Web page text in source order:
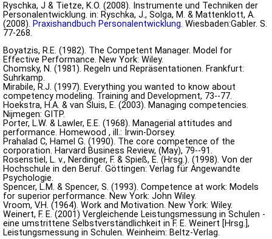
Ryschka, J & Tietze, K.O. (2008). Instrumente und Techniken der
Personalentwicklung. in: Ryschka, J., Solga, M. & Mattenklott, A.
(2008). Praxishandbuch Personalentwicklung. Wiesbaden:Gabler. S.
77-268.
Boyatzis, R.E. (1982). The Competent Manager. Model for
Effective Performance. New York: Wiley.
Chomsky, N. (1981). Regeln und Repräsentationen. Frankfurt:
Suhrkamp.
Mirabile, R.J. (1997). Everything you wanted to know about
competency modeling. Training and Development, 73--77.
Hoekstra, H.A. & van Sluis, E. (2003). Managing competencies.
Nijmegen: GITP.
Porter, L.W. & Lawler, E.E. (1968). Managerial attitudes and
performance. Homewood , ill.: Irwin-Dorsey.
Prahalad C, Hamel G. (1990). The core competence of the
corporation. Harvard Business Review, (May), 79--91.
Rosenstiel, L. v., Nerdinger, F. & Spieß, E. (Hrsg.). (1998). Von der
Hochschule in den Beruf. Göttingen: Verlag für Angewandte
Psychologie.
Spencer, L.M. & Spencer, S. (1993). Competence at work: Models
for superior performance. New York: John Wiley.
Vroom, V.H. (1964). Work and Motivation. New York: Wiley.
Weinert, F. E. (2001) Vergleichende Leistungsmessung in Schulen -
eine umstrittene Selbstverständlichkeit in F. E. Weinert [Hrsg.],
Leistungsmessung in Schulen. Weinheim: Beltz-Verlag.